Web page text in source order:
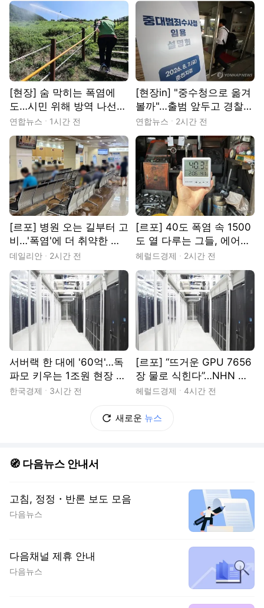
[현장] 숨 막히는 폭염에
도…시민 위해 방역 나선
작업자들
연합뉴스 1시간 전
[현장in] "중수청으로 옮겨
볼까"…출범 앞두고 경찰도
이직 고민
연합뉴스 2시간 전
[르포] 병원 오는 길부터 고
비…'폭염'에 더 취약한 환
자들
데일리안 2시간 전
[르포] 40도 폭염 속 1500
도 열 다루는 그들, 에어컨
도 없었다…문래동 ‘용광로
더위’와 사투 [중기+]
헤럴드경제 2시간 전
서버랙 한 대에 '60억'…독
파모 키우는 1조원 현장 가
보니
한국경제 3시간 전
[르포] “뜨거운 GPU 7656
장 물로 식힌다”…NHN 서
울 AI 데이터센터 가보니
헤럴드경제 4시간 전
새로운 뉴스
🧭 다음뉴스 안내서
고침, 정정・반론 보도 모음
다음뉴스
다음채널 제휴 안내
다음뉴스